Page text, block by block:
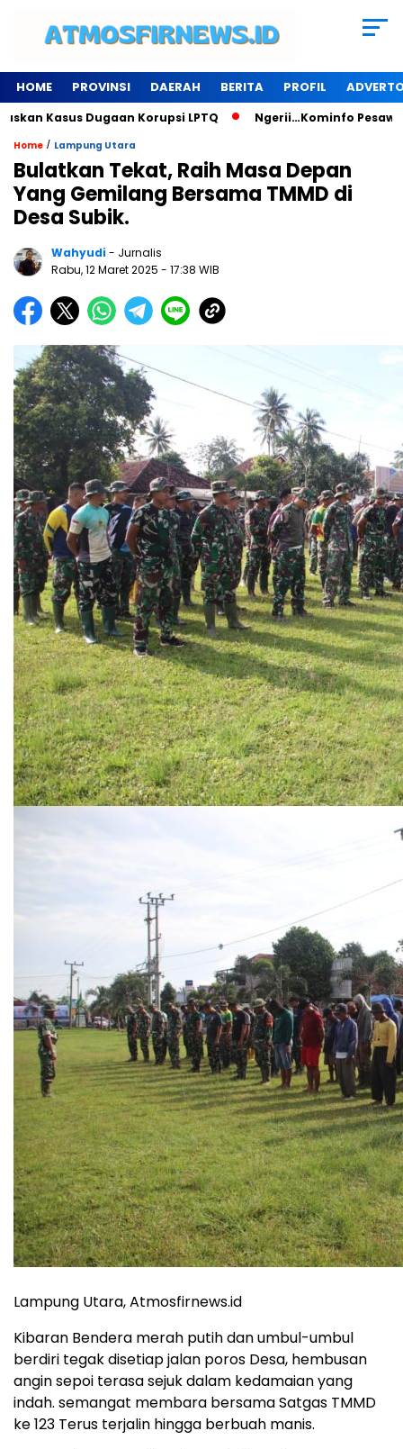
HOME PROVINSI DAERAH BERITA PROFIL
Dugaan Korupsi LPTQ Ngerii…Kominfo Pesawaran
Home / Lampung Utara
Bulatkan Tekat, Raih Masa Depan
Yang Gemilang Bersama TMMD di
Desa Subik.
Wahyudi- Jurnalis
Rabu, 12 Maret 2025 - 17:38 WIB
Lampung Utara, Atmosfirnews.id
Kibaran Bendera merah putih dan umbul-umbul
berdiri tegak disetiap jalan poros Desa, hembusan
angin sepoi terasa sejuk dalam kedamaian yang
indah. semangat membara bersama Satgas TMMD
ke 123 Terus terjalin hingga berbuah manis.